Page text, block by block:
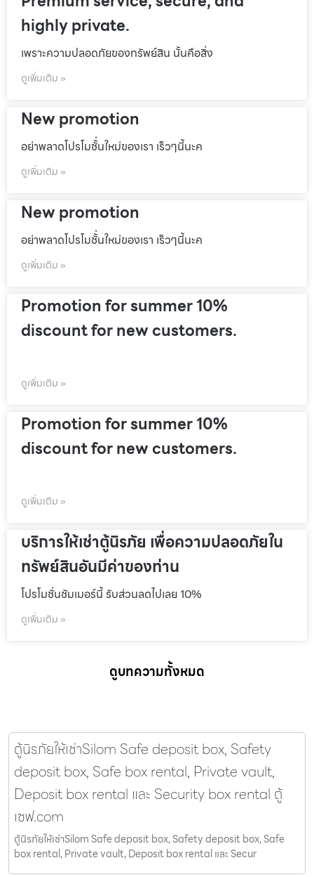
highly private.
เพราะความปลอดภัยของทรัพย์สิน นั้นคือสิ่ง
ดูเพิ่มเติม »
New promotion
อย่าพลาดโปรโมชั้่นใหม่ของเรา เร็วๆนี้นะค
ดูเพิ่มเติม »
New promotion
อย่าพลาดโปรโมชั้่นใหม่ของเรา เร็วๆนี้นะค
ดูเพิ่มเติม »
Promotion for summer 10%
discount for new customers.
ดูเพิ่มเติม »
Promotion for summer 10%
discount for new customers.
ดูเพิ่มเติม »
บริการให้เช่าตู้นิรภัย เพื่อความปลอดภัยใน
ทรัพย์สินอันมีค่าของท่าน
โปรโมชั่นชัมเมอร์นี้ รับส่วนลดไปเลย 10%
ดูเพิ่มเติม »
ดูบทความทั้งหมด
ตู้นิรภัยให้เช่าSilom Safe deposit box, Safety
deposit box, Safe box rental, Private vault,
Deposit box rental และ Security box rental ตู้
เซฟ.com
ตู้นิรภัยให้เช่าSilom Safe deposit box, Safety deposit box, Safe
box rental, Private vault, Deposit box rental และ Secur